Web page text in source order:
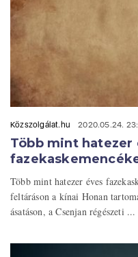
Közszolgálat.hu 2020.05.24.
Több mint hatezer
Több mint hatezer éves
feltáráson a kínai Honan
ásatáson, a Csenjan régészeti ...